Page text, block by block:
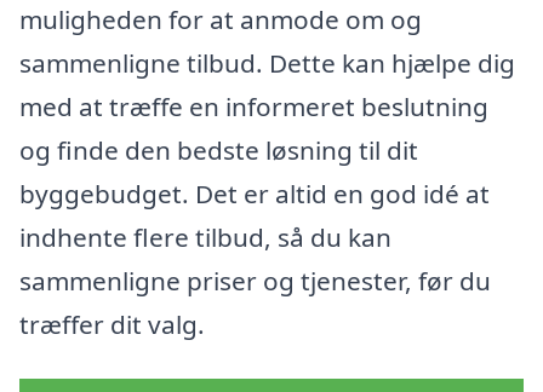
muligheden for at anmode om og
sammenligne tilbud. Dette kan hjælpe dig
med at træffe en informeret beslutning
og finde den bedste løsning til dit
byggebudget. Det er altid en god idé at
indhente flere tilbud, så du kan
sammenligne priser og tjenester, før du
træffer dit valg.